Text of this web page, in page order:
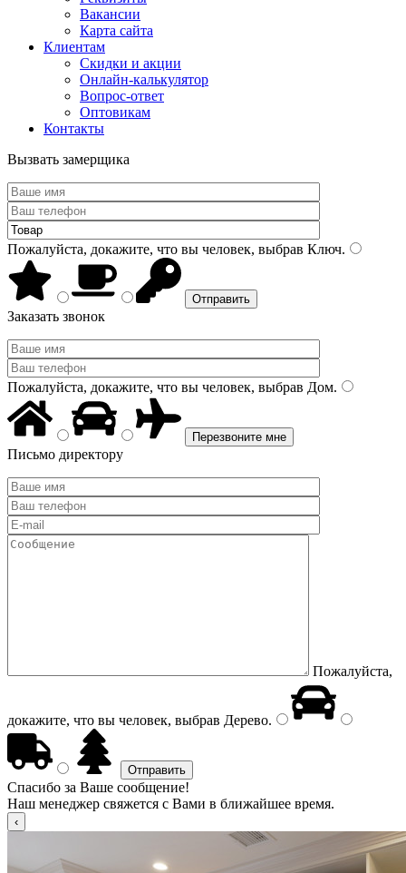
Вакансии
Карта сайта
Клиентам
Скидки и акции
Онлайн-калькулятор
Вопрос-ответ
Оптовикам
Контакты
Вызвать замерщика
Пожалуйста, докажите, что вы человек, выбрав Ключ.
Заказать звонок
Пожалуйста, докажите, что вы человек, выбрав Дом.
Письмо директору
Пожалуйста,
докажите, что вы человек, выбрав Дерево.
Спасибо за Ваше сообщение!
Наш менеджер свяжется с Вами в ближайшее время.